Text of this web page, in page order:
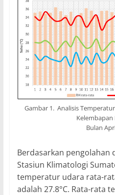
Gambar 1. Analisis
Kelembapan
Bulan
Berdasarkan pengolahan
Stasiun Klimatologi
temperatur udara rata-
adalah 27.8°C. Rata-rata